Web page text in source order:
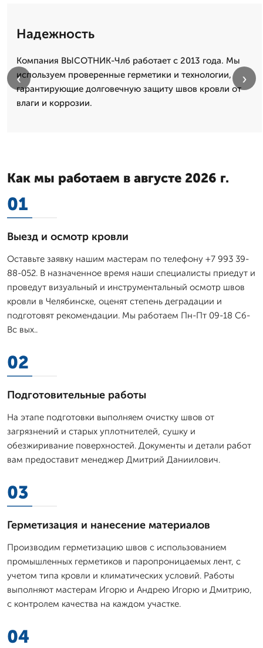
Надежность
Компания ВЫСОТНИК-Члб работает с 2013 года. Мы
используем проверенные герметики и технологии,
гарантирующие долговечную защиту швов кровли от
влаги и коррозии.
‹ ›
Как мы работаем в августе 2026 г.
01
Выезд и осмотр кровли
Оставьте заявку нашим мастерам по телефону +7 993 39-
88-052. В назначенное время наши специалисты приедут и
проведут визуальный и инструментальный осмотр швов
кровли в Челябинске, оценят степень деградации и
подготовят рекомендации. Мы работаем Пн-Пт 09-18 Сб-
Вс вых..
02
Подготовительные работы
На этапе подготовки выполняем очистку швов от
загрязнений и старых уплотнителей, сушку и
обезжиривание поверхностей. Документы и детали работ
вам предоставит менеджер Дмитpий Даниилович.
03
Герметизация и нанесение материалов
Производим герметизацию швов с использованием
промышленных герметиков и паропроницаемых лент, с
учетом типа кровли и климатических условий. Работы
выполняют мастерам Игорю и Андрею Игорю и Дмитрию,
с контролем качества на каждом участке.
04